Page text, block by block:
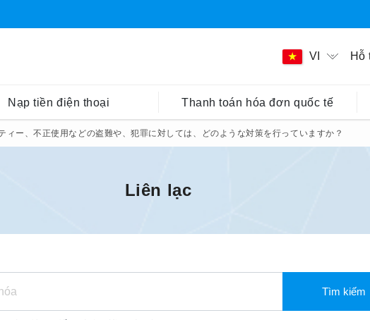
VI Hỗ
Nạp tiền điện thoại Thanh toán hóa đơn quốc tế
ィー、不正使用などの盗難や、犯罪に対しては、どのような対策を行っていますか？
Liên lạc
Tìm kiếm